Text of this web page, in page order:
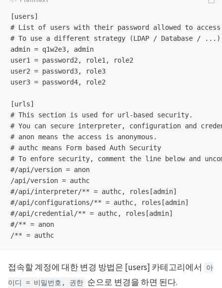
[users]
# List of users with their password allowed to
# To use a different strategy (LDAP / Database /
admin = q1w2e3, admin
user1 = password2, role1, role2
user2 = password3, role3
user3 = password4, role2
[urls]
# This section is used for url-based security.
# You can secure interpreter, configuration and
# anon means the access is anonymous.
# authc means Form based Auth Security
# To enfore security, comment the line below and
#/api/version = anon
/api/version = authc
#/api/interpreter/** = authc, roles[admin]
#/api/configurations/** = authc, roles[admin]
#/api/credential/** = authc, roles[admin]
#/** = anon
접속할 계정에 대한 변경 방법은 [users] 카테고리에서
아
이디 = 비밀번호, 권한 순으로 변경을 하면 된다.